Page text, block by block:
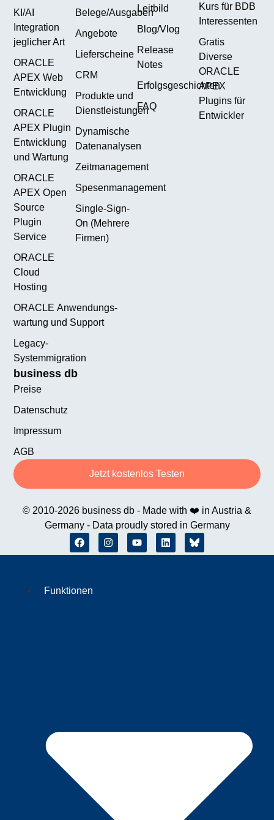
business db
Preise
Datenschutz
Impressum
AGB
Jetzt kostenlos Testen
KI/AI
Integration
jeglicher Art
ORACLE
APEX Web
Entwicklung
ORACLE
APEX Plugin
Entwicklung
und Wartung
ORACLE
APEX Open
Source
Plugin
Service
ORACLE
Cloud
Hosting
ORACLE Anwendungs­
wartung und Support
Legacy-
Systemmigration
Belege/Ausgaben
Angebote
Lieferscheine
CRM
Produkte und
Dienstleistungen
Dynamische
Datenanalysen
Zeitmanagement
Spesenmanagement
Single-Sign-
On (Mehrere
Firmen)
Leitbild
Blog/Vlog
Release
Notes
Erfolgsgeschichten
FAQ
Kurs für BDB
Interessenten
Gratis
Diverse
ORACLE
APEX
Plugins für
Entwickler
© 2010-2026 business db - Made with ❤️ in Austria &
Germany - Data proudly stored in Germany
Funktionen